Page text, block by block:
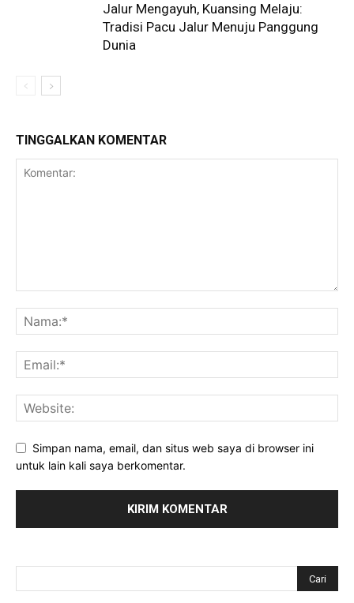
Jalur Mengayuh, Kuansing Melaju:
Tradisi Pacu Jalur Menuju Panggung
Dunia
TINGGALKAN KOMENTAR
Simpan nama, email, dan situs web saya di browser ini
untuk lain kali saya berkomentar.